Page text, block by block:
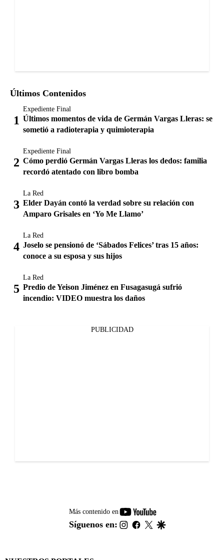
Últimos Contenidos
Expediente Final
Últimos momentos de vida de Germán Vargas Lleras: se
sometió a radioterapia y quimioterapia
Expediente Final
Cómo perdió Germán Vargas Lleras los dedos: familia
recordó atentado con libro bomba
La Red
Elder Dayán contó la verdad sobre su relación con
Amparo Grisales en ‘Yo Me Llamo’
La Red
Joselo se pensionó de ‘Sábados Felices’ tras 15 años:
conoce a su esposa y sus hijos
La Red
Predio de Yeison Jiménez en Fusagasugá sufrió
incendio: VIDEO muestra los daños
PUBLICIDAD
Más contenido en
youtube-
footer
Síguenos en: instagram
facebook
twitter